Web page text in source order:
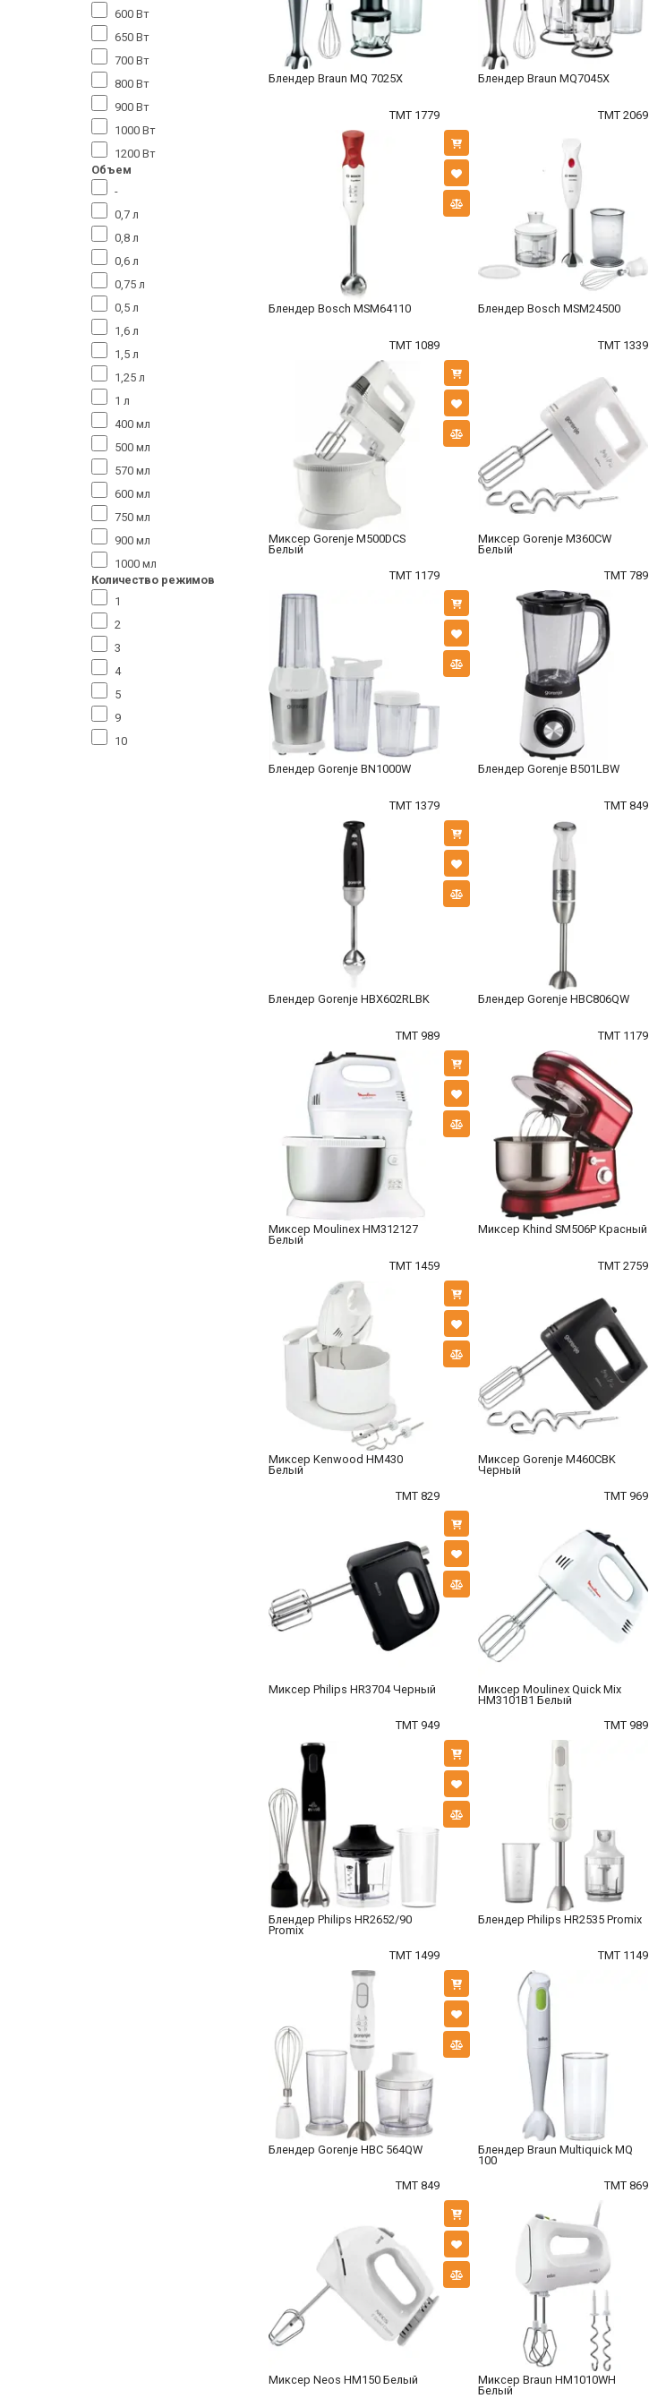
600 Вт
650 Вт
700 Вт
800 Вт
900 Вт
1000 Вт
1200 Вт
Объем
-
0,7 л
0,8 л
0,6 л
0,75 л
0,5 л
1,6 л
1,5 л
1,25 л
1 л
400 мл
500 мл
570 мл
600 мл
750 мл
900 мл
1000 мл
Количество режимов
1
2
3
4
5
9
10
Блендер Braun MQ 7025X
TMT 1779
Блендер Braun MQ7045X
TMT 2069
Блендер Bosch MSM64110
TMT 1089
Блендер Bosch MSM24500
TMT 1339
Миксер Gorenje M500DCS
Белый
TMT 1179
Миксер Gorenje M360CW
Белый
TMT 789
Блендер Gorenje BN1000W
TMT 1379
Блендер Gorenje B501LBW
TMT 849
Блендер Gorenje HBX602RLBK
TMT 989
Блендер Gorenje HBC806QW
TMT 1179
Миксер Moulinex HM312127
Белый
TMT 1459
Миксер Khind SM506P Красный
TMT 2759
Миксер Kenwood HM430
Белый
TMT 829
Миксер Gorenje M460CBK
Черный
TMT 969
Миксер Philips HR3704 Черный
TMT 949
Миксер Moulinex Quick Mix
HM3101B1 Белый
TMT 989
Блендер Philips HR2652/90
Promix
TMT 1499
Блендер Philips HR2535 Promix
TMT 1149
Блендер Gorenje HBC 564QW
TMT 849
Блендер Braun Multiquick MQ
100
TMT 869
Миксер Neos HM150 Белый
Миксер Braun HM1010WH
Белый